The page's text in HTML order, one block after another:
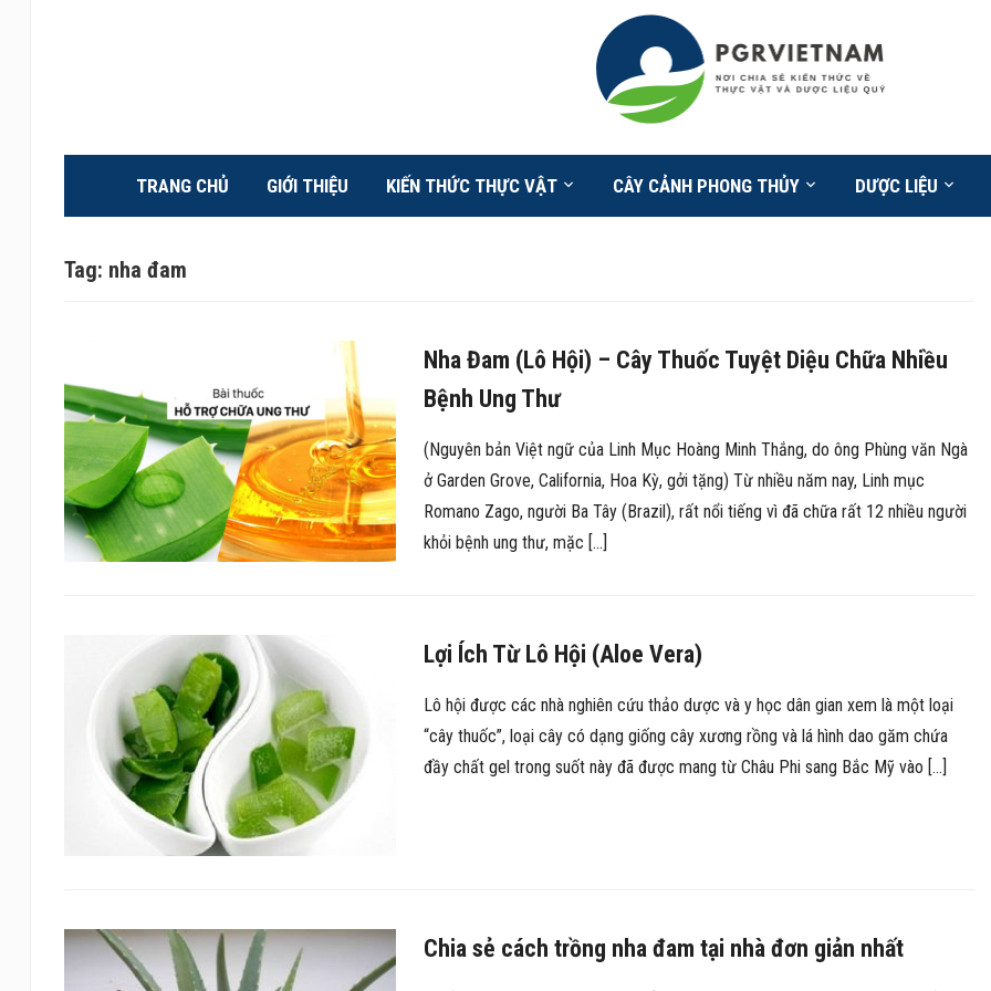
TRANG CHỦ GIỚI THIỆU KIẾN THỨC THỰC VẬT CÂY CẢNH PHONG THỦY DƯỢC LIỆU
Tag: nha đam
Nha Đam (Lô Hội) – Cây Thuốc Tuyệt Diệu Chữa Nhiều
Bệnh Ung Thư
(Nguyên bản Việt ngữ của Linh Mục Hoàng Minh Thắng, do ông Phùng văn Ngà
ở Garden Grove, California, Hoa Kỳ, gởi tặng) Từ nhiều năm nay, Linh mục
Romano Zago, người Ba Tây (Brazil), rất nổi tiếng vì đã chữa rất 12 nhiều người
khỏi bệnh ung thư, mặc […]
Lợi Ích Từ Lô Hội (Aloe Vera)
Lô hội được các nhà nghiên cứu thảo dược và y học dân gian xem là một loại
“cây thuốc”, loại cây có dạng giống cây xương rồng và lá hình dao găm chứa
đầy chất gel trong suốt này đã được mang từ Châu Phi sang Bắc Mỹ vào […]
Chia sẻ cách trồng nha đam tại nhà đơn giản nhất